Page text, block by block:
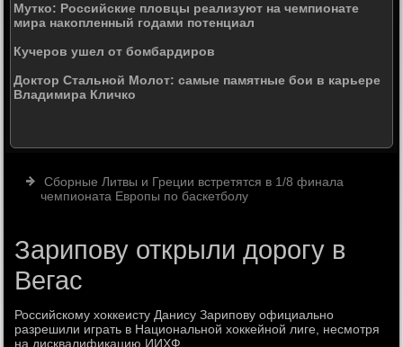
Мутко: Российские пловцы реализуют на чемпионате
мира накопленный годами потенциал
Кучеров ушел от бомбардиров
Доктор Стальной Молот: самые памятные бои в карьере
Владимира Кличко
Сборные Литвы и Греции встретятся в 1/8 финала
чемпионата Европы по баскетболу
Зарипову открыли дорогу в
Вегас
Российскому хоккеисту Данису Зарипову официально
разрешили играть в Национальной хоккейной лиге, несмотря
на дисквалификацию ИИХФ.